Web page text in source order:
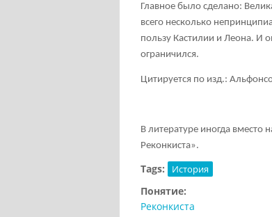
Главное было сделано:
всего несколько
пользу Кастилии и Леона. И
ограничился.
Цитируется по изд.:
В литературе иногда вместо
Реконкиста».
Tags: История
Понятие:
Реконкиста